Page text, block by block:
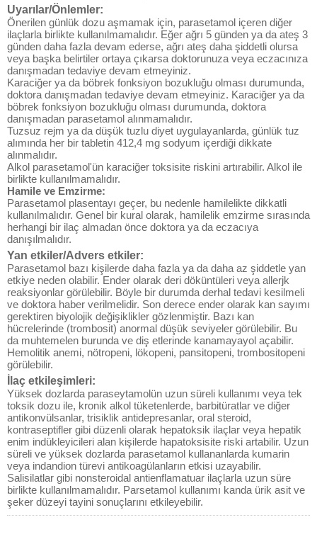
Uyarılar/Önlemler:
Önerilen günlük dozu aşmamak için, parasetamol içeren diğer
ilaçlarla birlikte kullanılmamalıdır. Eğer ağrı 5 günden ya da ateş 3
günden daha fazla devam ederse, ağrı ateş daha şiddetli olursa
veya başka belirtiler ortaya çıkarsa doktorunuza veya eczacınıza
danışmadan tedaviye devam etmeyiniz.
Karaciğer ya da böbrek fonksiyon bozukluğu olması durumunda,
doktora danışmadan tedaviye devam etmeyiniz. Karaciğer ya da
böbrek fonksiyon bozukluğu olması durumunda, doktora
danışmadan parasetamol alınmamalıdır.
Tuzsuz rejm ya da düşük tuzlu diyet uygulayanlarda, günlük tuz
alımında her bir tabletin 412,4 mg sodyum içerdiği dikkate
alınmalıdır.
Alkol parasetamol'ün karaciğer toksisite riskini artırabilir. Alkol ile
birlikte kullanılmamalıdır.
Hamile ve Emzirme:
Parasetamol plasentayı geçer, bu nedenle hamilelikte dikkatli
kullanılmalıdır. Genel bir kural olarak, hamilelik emzirme sırasında
herhangi bir ilaç almadan önce doktora ya da eczacıya
danışılmalıdır.
Yan etkiler/Advers etkiler:
Parasetamol bazı kişilerde daha fazla ya da daha az şiddetle yan
etkiye neden olabilir. Ender olarak deri döküntüleri veya allerjk
reaksiyonlar görülebilir. Böyle bir durumda derhal tedavi kesilmeli
ve doktora haber verilmelidir. Son derece ender olarak kan sayımı
gerektiren biyolojik değişiklikler gözlenmiştir. Bazı kan
hücrelerinde (trombosit) anormal düşük seviyeler görülebilir. Bu
da muhtemelen burunda ve diş etlerinde kanamayayol açabilir.
Hemolitik anemi, nötropeni, lökopeni, pansitopeni, trombositopeni
görülebilir.
İlaç etkileşimleri:
Yüksek dozlarda paraseytamolün uzun süreli kullanımı veya tek
toksik dozu ile, kronik alkol tüketenlerde, barbitüratlar ve diğer
antikonvülsanlar, trisiklik antidepresanlar, oral steroid,
kontraseptifler gibi düzenli olarak hepatoksik ilaçlar veya hepatik
enim indükleyicileri alan kişilerde hapatoksisite riski artabilir. Uzun
süreli ve yüksek dozlarda parasetamol kullananlarda kumarin
veya indandion türevi antikoagülanların etkisi uzayabilir.
Salisilatlar gibi nonsteroidal antienflamatuar ilaçlarla uzun süre
birlikte kullanılmamalıdır. Parsetamol kullanımı kanda ürik asit ve
şeker düzeyi tayini sonuçlarını etkileyebilir.